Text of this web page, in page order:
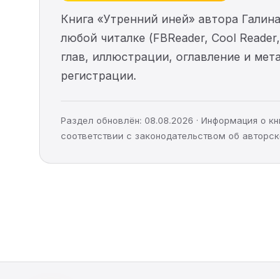
Книга «Утренний иней» автора
любой читалке (FBReader, Cool
глав, иллюстрации, оглавление и
регистрации.
Раздел обновлён: 08.08.2026 · Информация о
соответствии с законодательством об